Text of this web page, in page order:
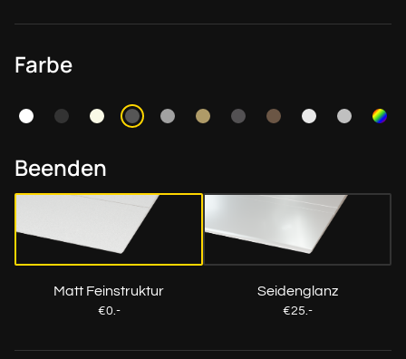
Farbe
Beenden
Matt Feinstruktur
€0.-
Seidenglanz
€25.-